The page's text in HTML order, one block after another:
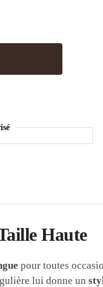
Haute
pour toutes
lui donne un